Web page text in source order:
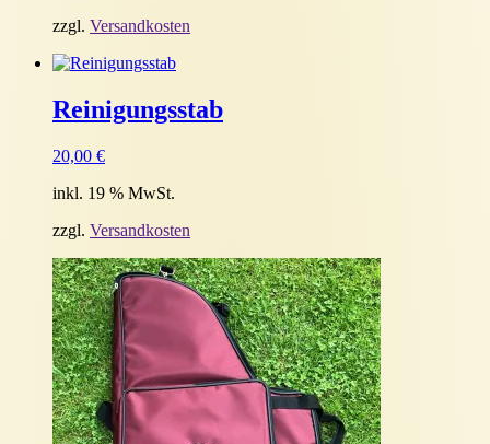
zzgl. Versandkosten
Reinigungsstab
20,00 €
inkl. 19 % MwSt.
zzgl. Versandkosten